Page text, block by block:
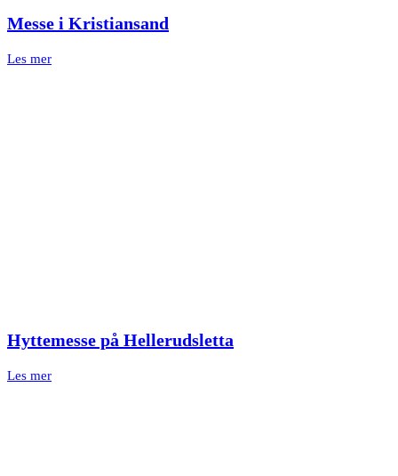
Messe i Kristiansand
Les mer
Hyttemesse på Hellerudsletta
Les mer